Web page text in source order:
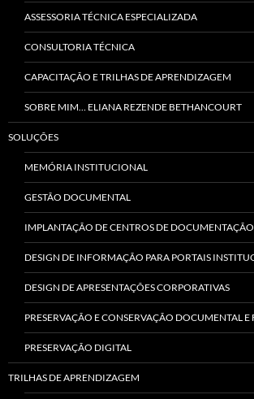
ASSESSORIA TÉCNICA ESPECIALIZADA
CONSULTORIA TÉCNICA
CAPACITAÇÃO E TRILHAS DE APRENDIZAGEM
SOBRE MIM… ELIANA REZENDE BETHANCOURT
SOLUÇÕES
MEMÓRIA INSTITUCIONAL
GESTÃO DOCUMENTAL
IMPLANTAÇÃO DE CENTROS DE
DESIGN DE INFORMAÇÃO PARA PORTAIS
DESIGN DE APRESENTAÇÕES CORPORATIVAS
PRESERVAÇÃO E CONSERVAÇÃO DOCUMENTAL
PRESERVAÇÃO DIGITAL
TRILHAS DE APRENDIZAGEM